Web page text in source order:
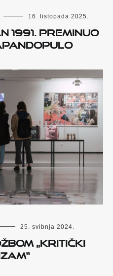
16. listopada 2025.
1991. preminuo
25. svibnja 2024.
„Kritički